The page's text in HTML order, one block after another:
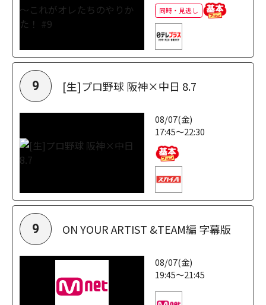
同時・見逃し
9 [生]プロ野球 阪神×中日 8.7
08/07(金)
17:45～22:30
9 ON YOUR ARTIST &TEAM編 字幕版
08/07(金)
19:45～21:45